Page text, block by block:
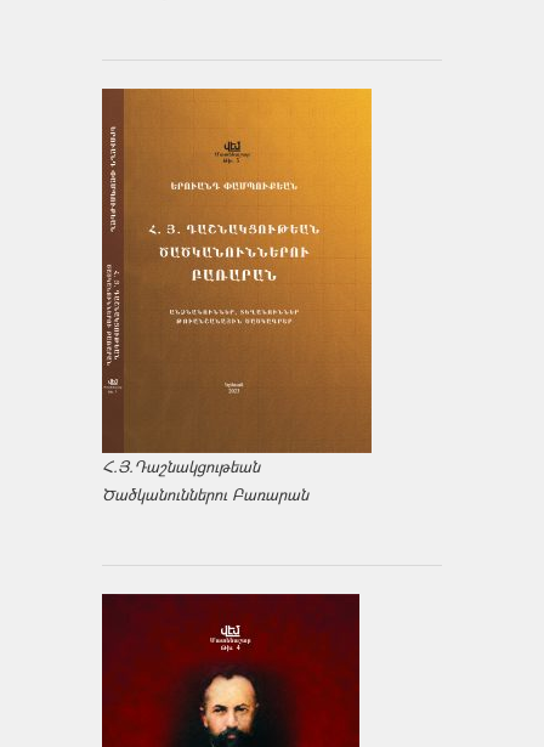
Հ.Յ.Դաշնակցութեան
Ծածկանուններու Բառարան